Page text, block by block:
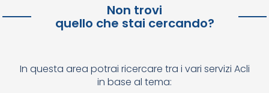
Non trovi
quello che stai cercando?
In questa area potrai ricercare tra i vari servizi Acli
in base al tema: